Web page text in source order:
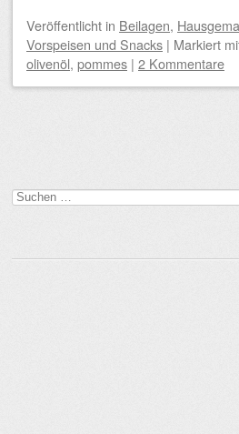
Veröffentlicht in Beilagen,
Vorspeisen und Snacks | Markiert
olivenöl, pommes | 2 Kommentare
Suchen
nach: